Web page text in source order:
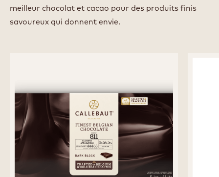
meilleur chocolat et cacao pour des produits finis
savoureux qui donnent envie.